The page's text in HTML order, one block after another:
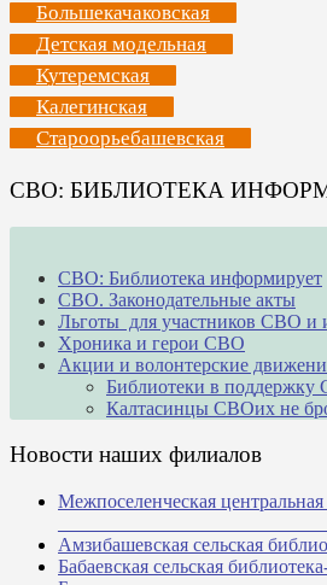
Большекачаковская
Детская модельная
Кутеремская
Калегинская
Староорьебашевская
СВО: БИБЛИОТЕКА
СВО: Библиотека информирует
СВО. Законодательные акты
Льготы для участников СВО и
Хроника и герои СВО
Акции и волонтерские
Библиотеки в
Калтасинцы СВОих не
Новости наших филиалов
Межпоселенческая
Амзибашевская сельская
Бабаевская сельская